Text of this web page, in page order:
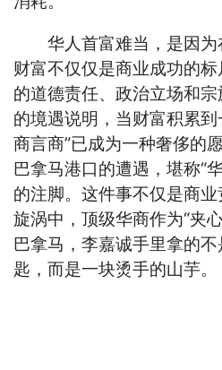
华人首富难当，是因为
财富不仅仅是商业成功的
的道德责任、政治立场和
的境遇说明，当财富积累
商言商”已成为一种奢侈的
巴拿马港口的遭遇，堪称“
的注脚。这件事不仅是商
旋涡中，顶级华商作为“夹
巴拿马，李嘉诚手里拿的
匙，而是一块烫手的山芋。